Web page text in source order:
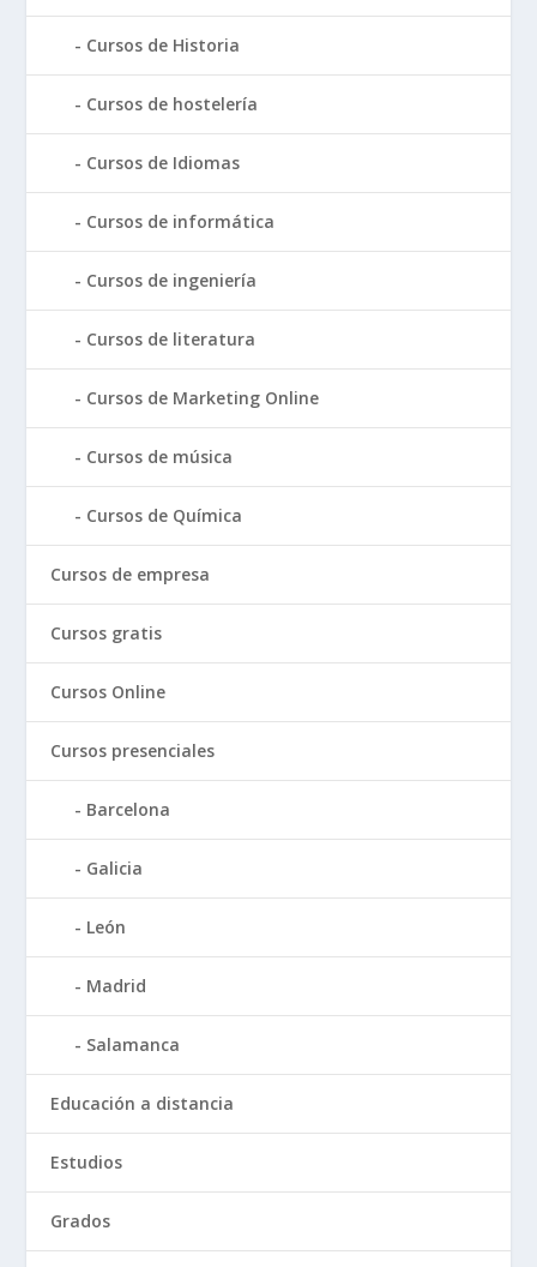
Cursos de Historia
Cursos de hostelería
Cursos de Idiomas
Cursos de informática
Cursos de ingeniería
Cursos de literatura
Cursos de Marketing Online
Cursos de música
Cursos de Química
Cursos de empresa
Cursos gratis
Cursos Online
Cursos presenciales
Barcelona
Galicia
León
Madrid
Salamanca
Educación a distancia
Estudios
Grados